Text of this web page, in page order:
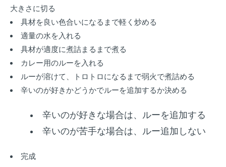
大きさに切る
具材を良い色合いになるまで軽く炒める
適量の水を入れる
具材が適度に煮詰まるまで煮る
カレー用のルーを入れる
ルーが溶けて、トロトロになるまで弱火で煮詰める
辛いのが好きかどうかでルーを追加するか決める
辛いのが好きな場合は、ルーを追加する
辛いのが苦手な場合は、ルー追加しない
完成